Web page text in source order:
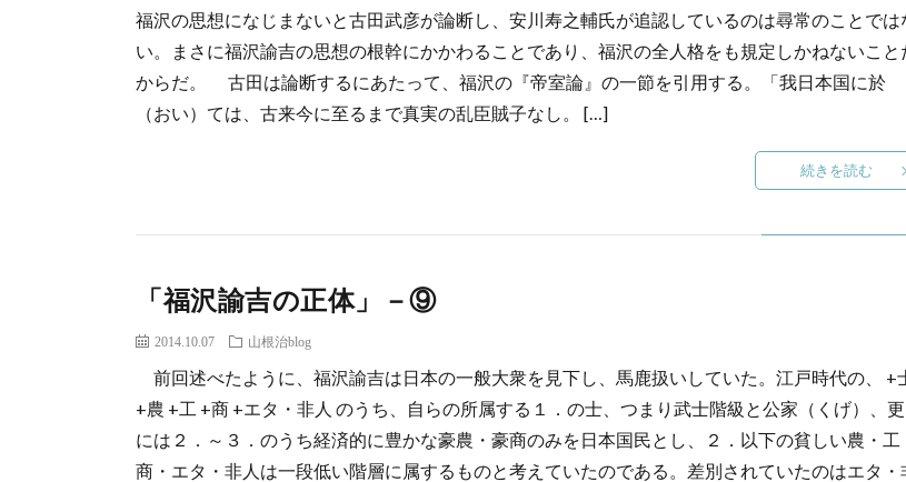
福沢の思想になじまないと古田武彦が論断し、安川寿之輔氏が追認しているのは尋常のことでは
い。まさに福沢諭吉の思想の根幹にかかわることであり、福沢の全人格をも規定しかねないこと
からだ。 古田は論断するにあたって、福沢の『帝室論』の一節を引用する。「我日本国に於
（おい）ては、古来今に至るまで真実の乱臣賊子なし。 […]
続きを読む
「福沢諭吉の正体」－⑨
2014.10.07 山根治blog
前回述べたように、福沢諭吉は日本の一般大衆を見下し、馬鹿扱いしていた。江戸時代の、 +
+農 +工 +商 +エタ・非人 のうち、自らの所属する１．の士、つまり武士階級と公家（くげ）、更
には２．～３．のうち経済的に豊かな豪農・豪商のみを日本国民とし、２．以下の貧しい農・工
商・エタ・非人は一段低い階層に属するものと考えていたのである。差別されていたのはエタ・